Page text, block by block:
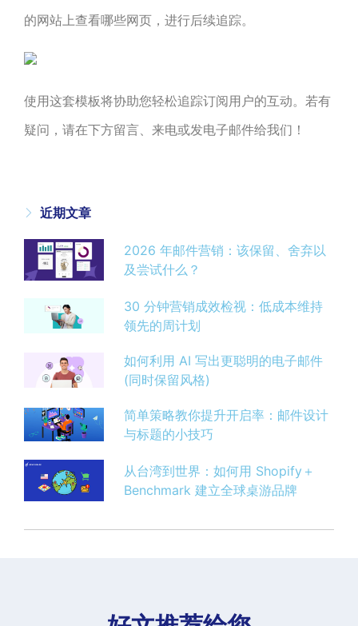
的网站上查看哪些网页，进行后续追踪。
使用这套模板将协助您轻松追踪订阅用户的互动。若有
疑问，请在下方留言、来电或发电子邮件给我们！
近期文章
2026 年邮件营销：该保留、舍弃以
及尝试什么？
30 分钟营销成效检视：低成本维持
领先的周计划
如何利用 AI 写出更聪明的电子邮件
(同时保留风格)
简单策略教你提升开启率：邮件设计
与标题的小技巧
从台湾到世界：如何用 Shopify＋
Benchmark 建立全球桌游品牌